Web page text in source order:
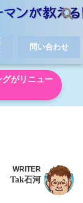
問い合わせ
グがリニュー
WRITER
Tak石河